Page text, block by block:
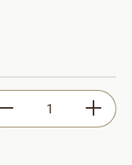
Anzahl: